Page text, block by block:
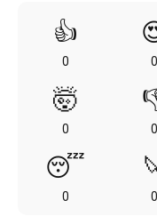
👍
0 0
🤯
0 0
😴
0 0